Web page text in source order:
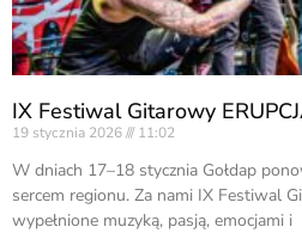
IX Festiwal Gitarowy
19 stycznia 2026 11:02
W dniach 17–18 stycznia Gołdap
sercem regionu. Za nami IX Festiwal
wypełnione muzyką, pasją, emocjami i